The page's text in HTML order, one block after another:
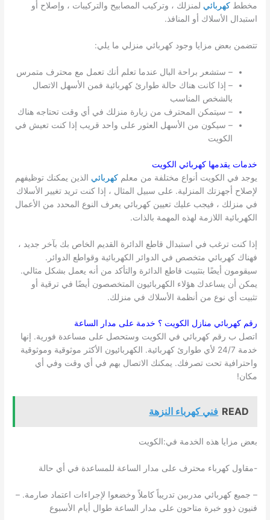
مخططكهربائي لمنزلك ، وتركيب المصابيح والتركيبات ، وإصلاح أو
استبدال الأسلاك أو المنافذ.
تتضمن بعض مزايا وجود كهربائي منزلي ما يلي:
– ستشعر براحة البال عندما تعلم أنك تعمل مع محترف متمرس
– إذا كانت هناك حالة طوارئ كهربائية فمن الأسهل الاتصال
بالشخص المناسب
– سيتمكن المحترف من زيارة منزلك في أي وقت تحتاجه هناك
– سيكون من الأسهل العثور على واحد قريب إذا كنت تعيش في
الكويت
خدمات يقدمها كهربائي الكويت
يوجد في الكويت أنواع مختلفة من معلمكهربائي الذين يمكنك توظيفهم
لإصلاح أجهزتك المنزلية. على سبيل المثال ، إذا كنت تريد تغيير الأسلاك
في منزلك ، فيجب عليك تعيين كهربائي يعرف النوع المحدد من الأعمال
الكهربائية اللازمة لهذه المهمة بالذات.
إذا كنت ترغب في استبدال قاطع الدائرة القديم الخاص بك بآخر جديد ،
فهناك كهربائي متخصص في الدوائر الكهربائية وقواطع الدوائر.
سيقومون أيضًا بتثبيت قاطع الدائرة والتأكد من أنه يعمل بشكل مثالي.
يمكن أن يساعدك هؤلاء الكهربائيون المتخصصون أيضًا في ترقية أو
تثبيت أي نوع من أنظمة الأسلاك في منزلك.
رقم كهربائي منازل الكويت ؟ خدمة على مدار الساعة
اتصل ب رقم كهربائي في الكويت وستحصل على مساعدة فورية. إنها
خدمة 24/7 لأي طوارئ كهربائية. الكهربائيون الأكثر موثوقية وموثوقية
واحترافية تحت تصرفك. يمكنك الاتصال بهم في أي وقت وفي أي
مكان!
READ فني كهرباء النزهة
بعض مزايا هذه الخدمة في:الكويت
-مقاول كهرباء محترف على مدار الساعة للمساعدة في أي حالة
– جميع كهربائي مدربين تدريباً كاملاً وخضعوا لإجراءات اعتماد صارمة. –
فنيون ذوو خبرة متاحون على مدار الساعة طوال أيام الأسبوع